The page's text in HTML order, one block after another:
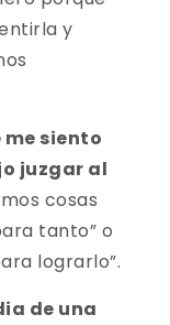
y
siento
juzgar al
cosas
tanto” o
lograrlo”.
de una